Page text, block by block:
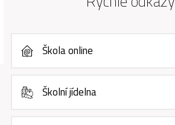
Škola online
Školní jídelna